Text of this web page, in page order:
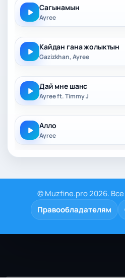
Сагынамын
Ayree
Кайдан гана жолыктын
Gazizkhan, Ayree
Дай мне шанс
Ayree ft. Timmy J
Алло
Ayree
© Muzfine.pro 2026.
Правообладателям